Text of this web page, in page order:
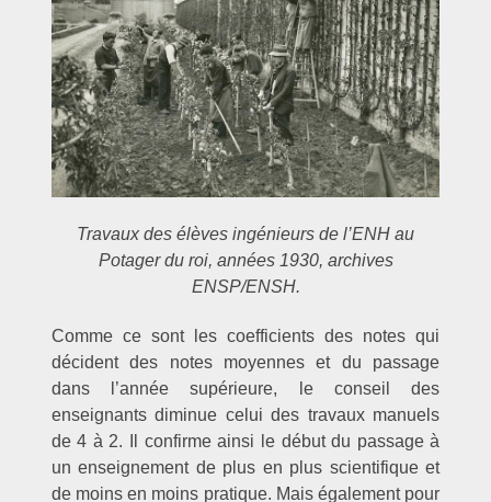
Travaux des élèves ingénieurs de l’ENH au
Potager du roi, années 1930, archives
ENSP/ENSH.
Comme ce sont les coefficients des notes qui
décident des notes moyennes et du passage
dans l’année supérieure, le conseil des
enseignants diminue celui des travaux manuels
de 4 à 2. Il confirme ainsi le début du passage à
un enseignement de plus en plus scientifique et
de moins en moins pratique. Mais également pour